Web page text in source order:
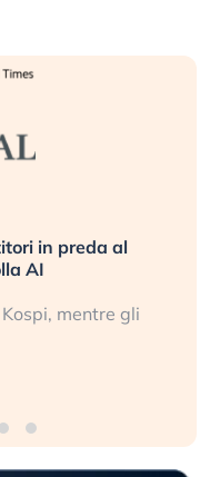
in preda al
AI
mentre gli